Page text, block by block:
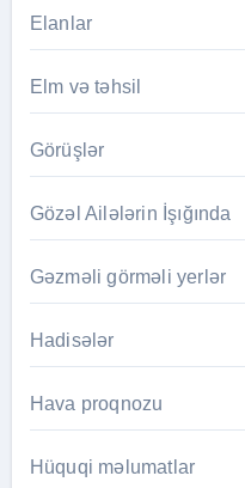
Elanlar
Elm və təhsil
Görüşlər
Gözəl Ailələrin İşığında
Gəzməli görməli yerlər
Hadisələr
Hava proqnozu
Hüquqi məlumatlar